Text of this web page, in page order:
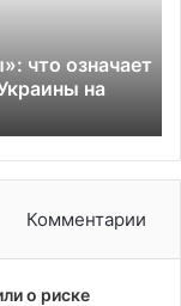
что означает
на
Комментарии
о риске